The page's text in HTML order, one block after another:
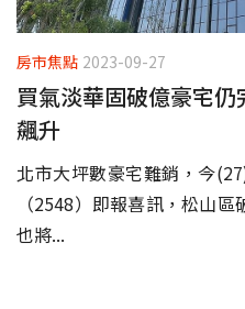
房市焦點 2023-09-27
買氣淡華固破億豪宅
飆升
北市大坪數豪宅難銷，今
（2548）即報喜訊，松山
也將...